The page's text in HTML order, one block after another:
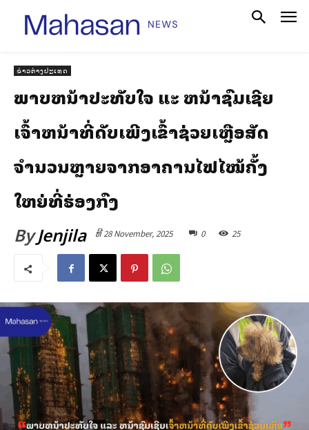
ຂ່າວຕ່າງປະເທດ
ພາບຫນ້າປະທັບໃຈ ແລະ ຫນ້າຊົມເຊີຍ
ເຈົ້າຫນ້າທີ່ດັບເພີງເຂົ້າຊ່ວຍເຫຼືອສັດ
ຈຳນວນຫຼາຍຈາກອາຄານໄຟໄໝ້ຄັ້ງ
ໃຫຍ່ທີ່ຮ່ອງກົງ
ByJenjila ທີ 28 November, 2025 0 25